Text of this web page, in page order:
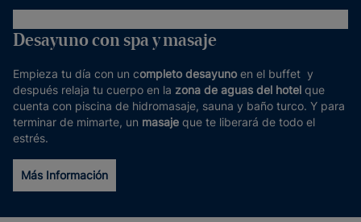
Desayuno con spa y masaje
Empieza tu día con un completo desayuno en el buffet y
después relaja tu cuerpo en la zona de aguas del hotel que
cuenta con piscina de hidromasaje, sauna y baño turco. Y para
terminar de mimarte, un masaje que te liberará de todo el
estrés.
Más Información